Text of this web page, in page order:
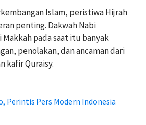
Islam, peristiwa Hijrah
penting. Dakwah Nabi
Makkah pada saat itu banyak
penolakan, dan ancaman dari
kafir Quraisy.
Perintis Pers Modern Indonesia